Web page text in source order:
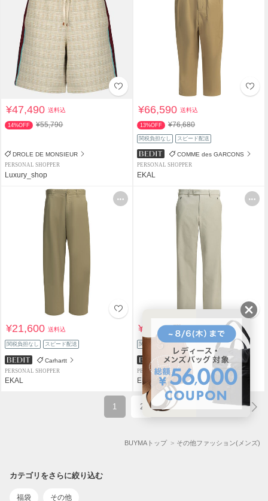
¥47,490送料込
14%OFF ¥55,790
DROLE DE MONSIEUR
PERSONAL SHOPPER
Luxury_shop
¥66,590送料込
13%OFF ¥76,680
関税負担なし スピード配送
COMME des GARCONS
PERSONAL SHOPPER
EKAL
¥21,600送料込
関税負担なし スピード配送
Carhartt
PERSONAL SHOPPER
EKAL
¥42,300 送料込
関税負担なし スピード配送
Goldwin
PERSONAL SHOPPER
EKAL
1 2
BUYMAトップ その他ファッション(メンズ)
カテゴリをさらに絞り込む
福袋 その他